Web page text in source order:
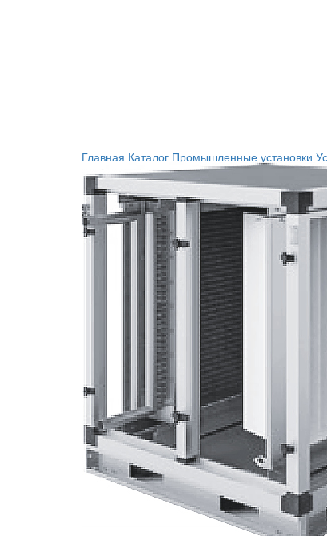
Главная Каталог Промышленные установки